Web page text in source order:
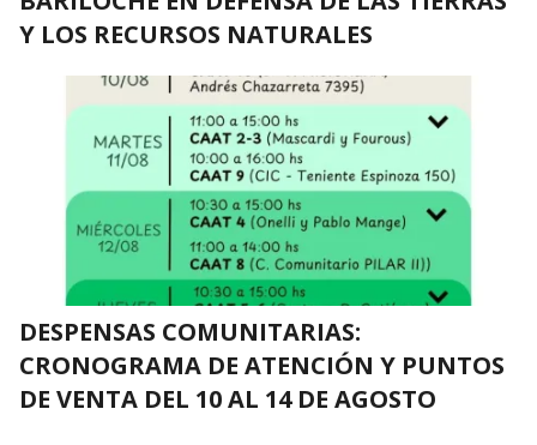
Y LOS RECURSOS NATURALES
DESPENSAS COMUNITARIAS:
CRONOGRAMA DE ATENCIÓN Y PUNTOS
DE VENTA DEL 10 AL 14 DE AGOSTO